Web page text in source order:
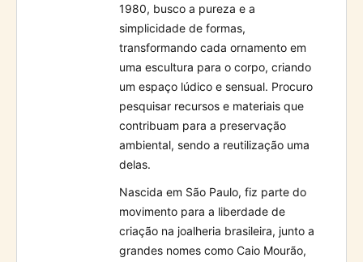
1980, busco a pureza e a
simplicidade de formas,
transformando cada ornamento em
uma escultura para o corpo, criando
um espaço lúdico e sensual. Procuro
pesquisar recursos e materiais que
contribuam para a preservação
ambiental, sendo a reutilização uma
delas.
Nascida em São Paulo, fiz parte do
movimento para a liberdade de
criação na joalheria brasileira, junto a
grandes nomes como Caio Mourão,